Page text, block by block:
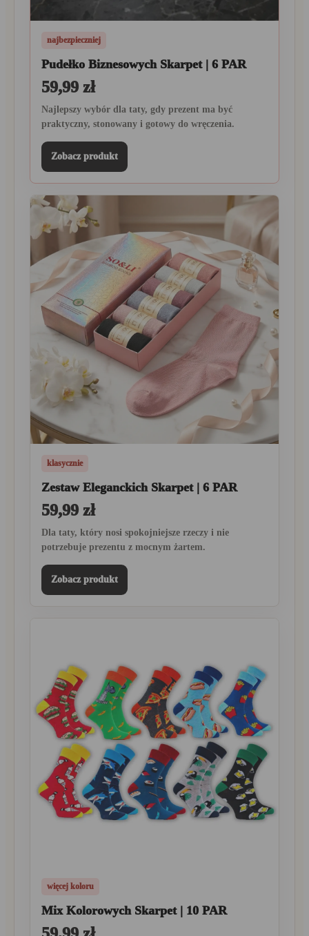
najbezpieczniej
Pudełko Biznesowych Skarpet | 6 PAR
59,99 zł
Najlepszy wybór dla taty, gdy prezent ma być
praktyczny, stonowany i gotowy do wręczenia.
Zobacz produkt
klasycznie
Zestaw Eleganckich Skarpet | 6 PAR
59,99 zł
Dla taty, który nosi spokojniejsze rzeczy i nie
potrzebuje prezentu z mocnym żartem.
Zobacz produkt
więcej koloru
Mix Kolorowych Skarpet | 10 PAR